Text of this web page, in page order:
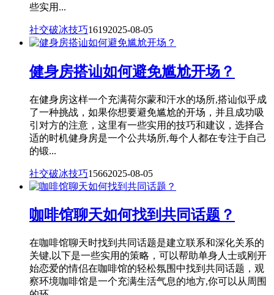
些实用...
社交破冰技巧16192025-08-05
健身房搭讪如何避免尴尬开场？
在健身房这样一个充满荷尔蒙和汗水的场所,搭讪似乎成
了一种挑战，如果你想要避免尴尬的开场，并且成功吸
引对方的注意，这里有一些实用的技巧和建议，选择合
适的时机健身房是一个公共场所,每个人都在专注于自己
的锻...
社交破冰技巧15662025-08-05
咖啡馆聊天如何找到共同话题？
在咖啡馆聊天时找到共同话题是建立联系和深化关系的
关键,以下是一些实用的策略，可以帮助单身人士或刚开
始恋爱的情侣在咖啡馆的轻松氛围中找到共同话题，观
察环境咖啡馆是一个充满生活气息的地方,你可以从周围